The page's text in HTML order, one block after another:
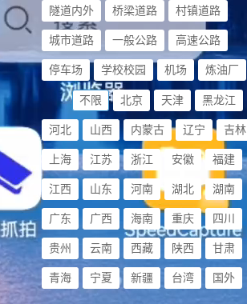
隧道内外 桥梁道路 村镇道路
城市道路 一般公路 高速公路
停车场 学校校园 机场 炼油厂
地域 不限 北京 天津 黑龙江
河北 山西 内蒙古 辽宁 吉林
上海 江苏 浙江 安徽 福建
江西 山东 河南 湖北 湖南
广东 广西 海南 重庆 四川
贵州 云南 西藏 陕西 甘肃
青海 宁夏 新疆 台湾 国外